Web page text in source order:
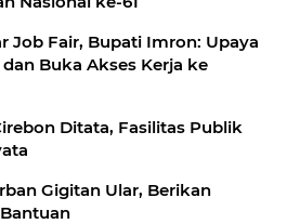
Job Fair, Bupati Imron: Upaya
Buka Akses Kerja ke
Ditata, Fasilitas Publik
Gigitan Ular, Berikan